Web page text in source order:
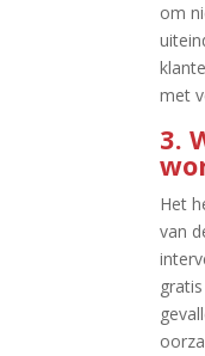
om
met
3.​
Het
van